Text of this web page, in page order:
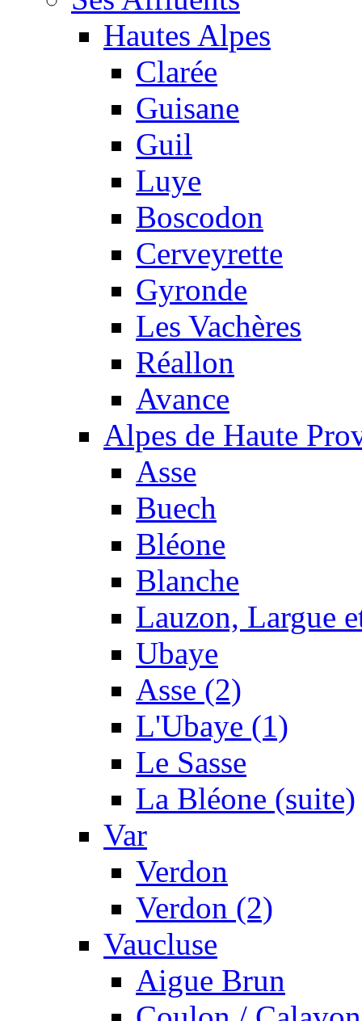
Hautes Alpes
Clarée
Guisane
Guil
Luye
Boscodon
Cerveyrette
Gyronde
Les Vachères
Réallon
Avance
Alpes de Haute
Asse
Buech
Bléone
Blanche
Lauzon, Largue
Ubaye
Asse (2)
L'Ubaye (1)
Le Sasse
La Bléone (suite)
Var
Verdon
Verdon (2)
Vaucluse
Aigue Brun